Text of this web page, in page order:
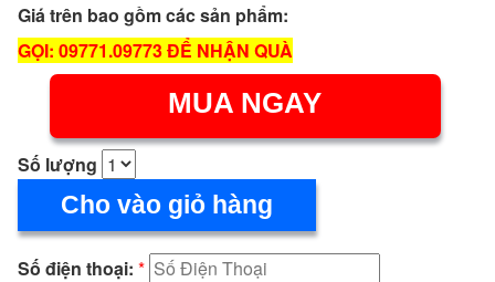
Giá trên bao gồm các sản phẩm:
GỌI: 09771.09773 ĐỂ NHẬN QUÀ
MUA NGAY
Số lượng
Cho vào giỏ hàng
Số điện thoại: *